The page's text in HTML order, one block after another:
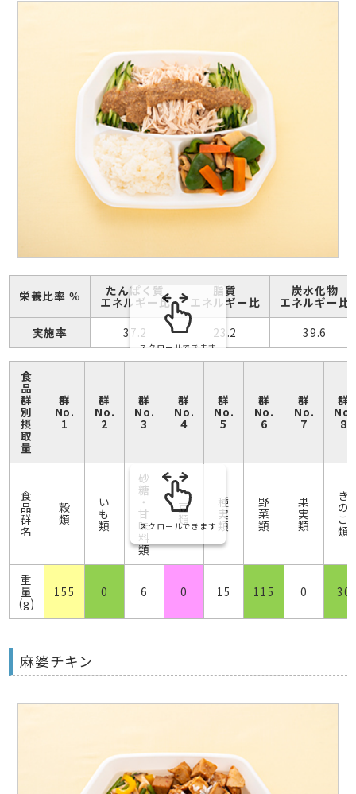
栄養比率 ％ たんぱく質
エネルギー比
脂質
エネルギー比
炭水化物
エネルギー比
実施率
37.2 23.2 39.6
スクロールできます
食
品
群
別
摂
取
量
群
No.
1
群
No.
2
群
No.
3
群
No.
4
群
No.
5
群
No.
6
群
No.
7
群
No.
8
食
品
群
名
穀
類
い
も
類
砂
糖
・
甘
味
料
類
豆
類
種
実
類
野
菜
類
果
実
類
き
の
こ
類
重
量
(g)
155 0 6 0 15 115 0 30
スクロールできます
麻婆チキン